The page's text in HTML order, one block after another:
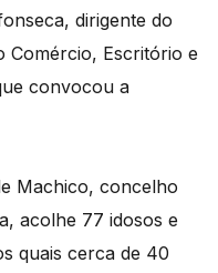
dirigente do
Comércio, Escritório e
convocou a
Machico, concelho
acolhe 77 idosos e
quais cerca de 40